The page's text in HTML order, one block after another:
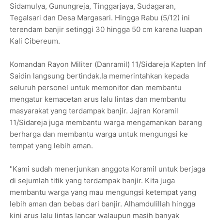
Sidamulya, Gunungreja, Tinggarjaya, Sudagaran,
Tegalsari dan Desa Margasari. Hingga Rabu (5/12) ini
terendam banjir setinggi 30 hingga 50 cm karena luapan
Kali Cibereum.
Komandan Rayon Militer (Danramil) 11/Sidareja Kapten Inf
Saidin langsung bertindak.Ia memerintahkan kepada
seluruh personel untuk memonitor dan membantu
mengatur kemacetan arus lalu lintas dan membantu
masyarakat yang terdampak banjir. Jajran Koramil
11/Sidareja juga membantu warga mengamankan barang
berharga dan membantu warga untuk mengungsi ke
tempat yang lebih aman.
"Kami sudah menerjunkan anggota Koramil untuk berjaga
di sejumlah titik yang terdampak banjir. Kita juga
membantu warga yang mau mengungsi ketempat yang
lebih aman dan bebas dari banjir. Alhamdulillah hingga
kini arus lalu lintas lancar walaupun masih banyak